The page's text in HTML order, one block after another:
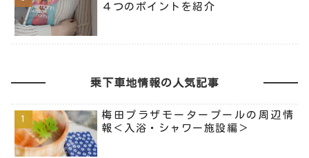
４つのポイントを紹介
乗下車地情報の人気記事
梅田プラザモータープールの周辺情
報＜入浴・シャワー施設編＞